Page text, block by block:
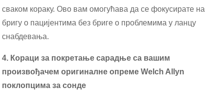
сваком кораку. Ово вам омогућава да се фокусирате на
бригу о пацијентима без бриге о проблемима у ланцу
снабдевања.
4. Кораци за покретање сарадње са вашим
произвођачем оригиналне опреме Welch Allyn
поклопцима за сонде